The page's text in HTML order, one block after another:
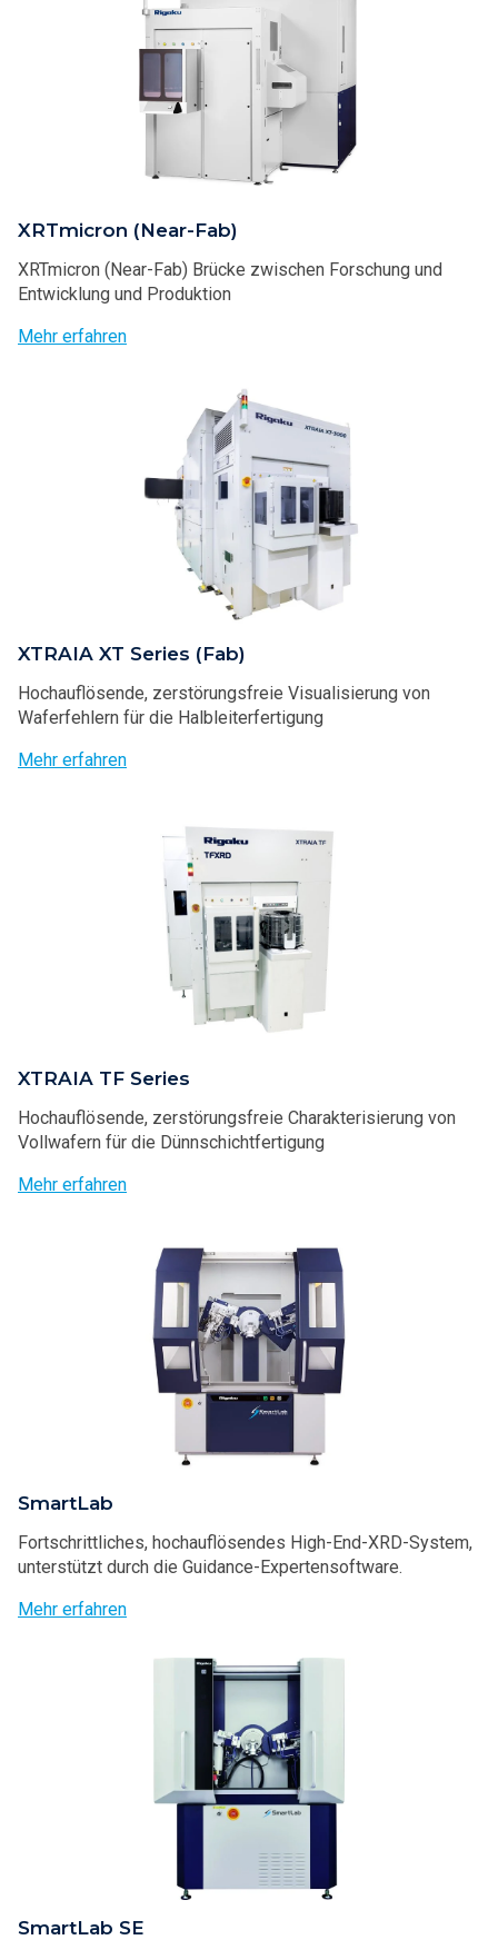
XRTmicron (Near-Fab)
XRTmicron (Near-Fab) Brücke zwischen Forschung und
Entwicklung und Produktion
Mehr erfahren
XTRAIA XT Series (Fab)
Hochauflösende, zerstörungsfreie Visualisierung von
Waferfehlern für die Halbleiterfertigung
Mehr erfahren
XTRAIA TF Series
Hochauflösende, zerstörungsfreie Charakterisierung von
Vollwafern für die Dünnschichtfertigung
Mehr erfahren
SmartLab
Fortschrittliches, hochauflösendes High-End-XRD-System,
unterstützt durch die Guidance-Expertensoftware.
Mehr erfahren
SmartLab SE